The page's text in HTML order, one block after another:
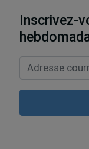
Inscrivez-